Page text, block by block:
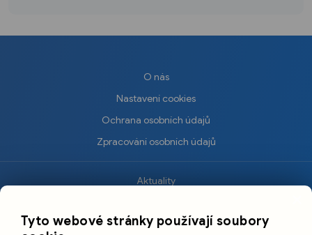
O nás
Nastavení cookies
Ochrana osobních údajů
Zpracování osobních údajů
Aktuality
Sport
Tyto webové stránky používají soubory